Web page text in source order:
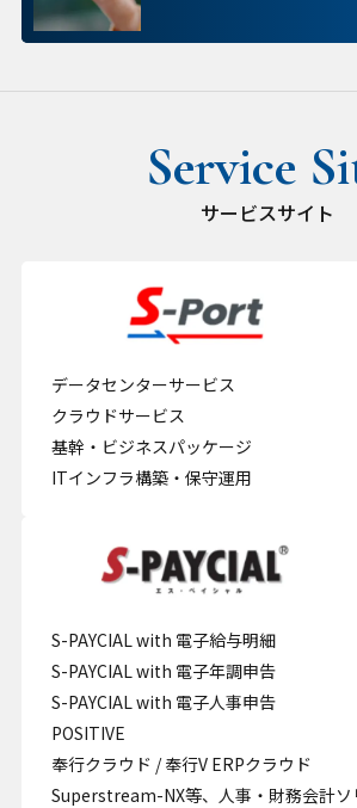
サービスサイト
データセンターサービス
クラウドサービス
基幹・ビジネスパッケージ
ITインフラ構築・保守運用
S-PAYCIAL with 電子給与明細
S-PAYCIAL with 電子年調申告
S-PAYCIAL with 電子人事申告
POSITIVE
奉行クラウド / 奉行V ERPクラウド
Superstream-NX等、人事・財務会計ソ